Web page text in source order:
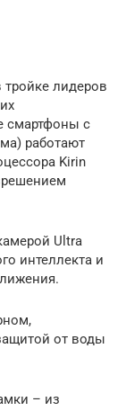
лидеров
смартфоны с
работают
Kirin
Ultra
интеллекта и
от воды
– из